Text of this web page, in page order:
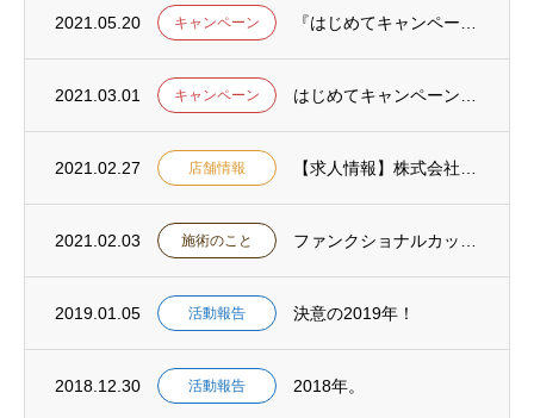
2021.05.20 キャンペーン
2021.03.01 キャンペーン
2021.02.27 店舗情報
2021.02.03 施術のこと
2019.01.05 活動報告 決意の2019年！
2018.12.30 活動報告 2018年。